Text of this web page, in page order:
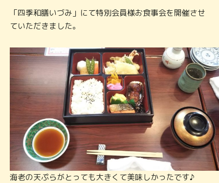
「四季和膳いづみ」にて特別会員様お食事会を開催させ
ていただきました。
海老の天ぷらがとっても大きくて美味しかったです♪